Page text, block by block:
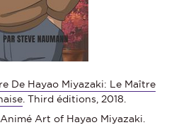
De Hayao Miyazaki: Le Maître
. Third éditions, 2018.
Art of Hayao Miyazaki.